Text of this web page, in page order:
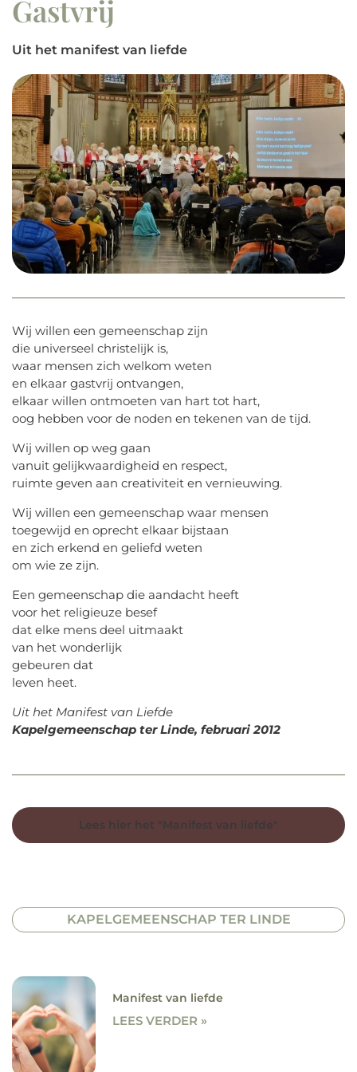
Gastvrij
Uit het manifest van liefde
Wij willen een gemeenschap zijn
die universeel christelijk is,
waar mensen zich welkom weten
en elkaar gastvrij ontvangen,
elkaar willen ontmoeten van hart tot hart,
oog hebben voor de noden en tekenen van de tijd.
Wij willen op weg gaan
vanuit gelijkwaardigheid en respect,
ruimte geven aan creativiteit en vernieuwing.
Wij willen een gemeenschap waar mensen
toegewijd en oprecht elkaar bijstaan
en zich erkend en geliefd weten
om wie ze zijn.
Een gemeenschap die aandacht heeft
voor het religieuze besef
dat elke mens deel uitmaakt
van het wonderlijk
gebeuren dat
leven heet.
Uit het Manifest van Liefde
Kapelgemeenschap ter Linde, februari 2012
Lees hier het "Manifest van liefde"
KAPELGEMEENSCHAP TER LINDE
Manifest van liefde
LEES VERDER »